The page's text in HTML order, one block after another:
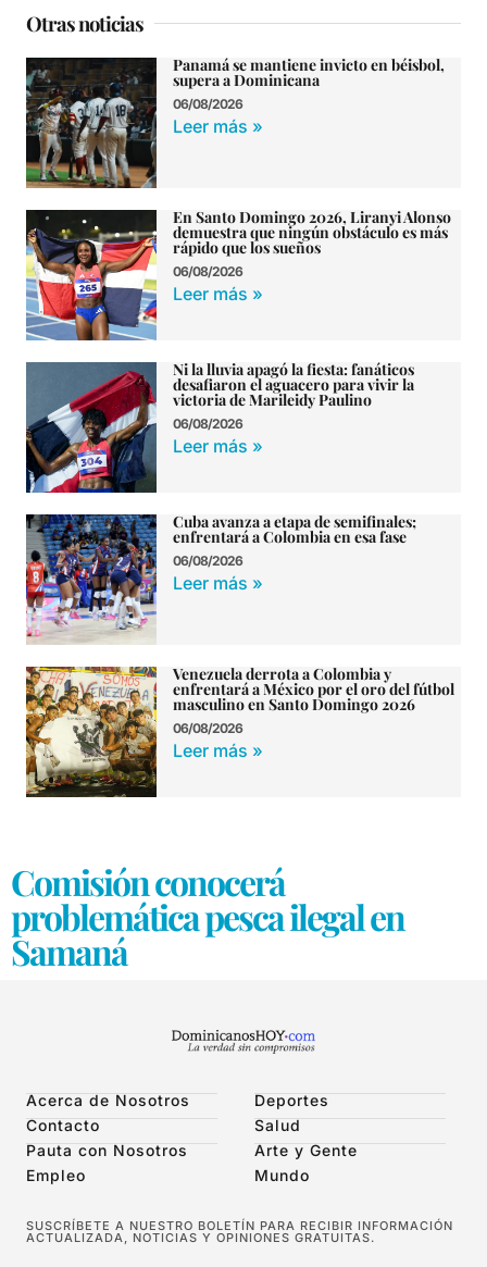
Otras noticias
Panamá se mantiene invicto en béisbol,
supera a Dominicana
06/08/2026
Leer más »
En Santo Domingo 2026, Liranyi Alonso
demuestra que ningún obstáculo es más
rápido que los sueños
06/08/2026
Leer más »
Ni la lluvia apagó la fiesta: fanáticos
desafiaron el aguacero para vivir la
victoria de Marileidy Paulino
06/08/2026
Leer más »
Cuba avanza a etapa de semifinales;
enfrentará a Colombia en esa fase
06/08/2026
Leer más »
Venezuela derrota a Colombia y
enfrentará a México por el oro del fútbol
masculino en Santo Domingo 2026
06/08/2026
Leer más »
Comisión conocerá
problemática pesca ilegal en
Samaná
Acerca de Nosotros
Contacto
Pauta con Nosotros
Empleo
Deportes
Salud
Arte y Gente
Mundo
SUSCRÍBETE A NUESTRO BOLETÍN PARA RECIBIR INFORMACIÓN
ACTUALIZADA, NOTICIAS Y OPINIONES GRATUITAS.